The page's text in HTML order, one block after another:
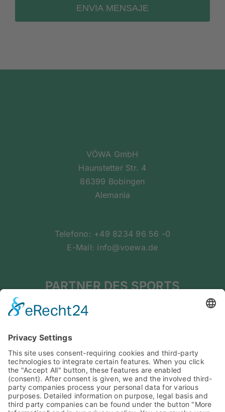
ENVIA MENSAJE
VÖWA GmbH
Haunstetter Str. 4
86399 Bobingen
Alemania
Telefono: +49 8234 96 56 -0
E-Mail: info@voewa.de
PARTNER DES SPORTS